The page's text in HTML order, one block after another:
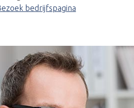
bedrijfspagina